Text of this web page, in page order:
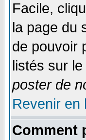
Facile,
la page du
de pouvoir
listés sur
poster de
Revenir en
Comment